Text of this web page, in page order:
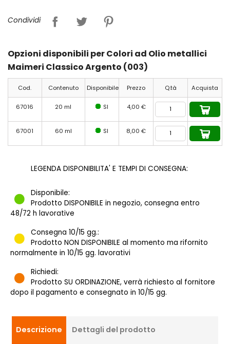
Condividi
Opzioni disponibili per Colori ad Olio metallici
Maimeri Classico Argento (003)
Cod. Contenuto Disponibile Prezzo Q.tà Acquista
67016 20 ml SI 4,00 €
67001 60 ml SI 8,00 €
LEGENDA DISPONIBILITA' E TEMPI DI CONSEGNA:
Disponibile:
Prodotto DISPONIBILE in negozio, consegna entro
48/72 h lavorative
Consegna 10/15 gg.:
Prodotto NON DISPONIBILE al momento ma rifornito
normalmente in 10/15 gg. lavorativi
Richiedi:
Prodotto SU ORDINAZIONE, verrà richiesto al fornitore
dopo il pagamento e consegnato in 10/15 gg.
Descrizione Dettagli del prodotto